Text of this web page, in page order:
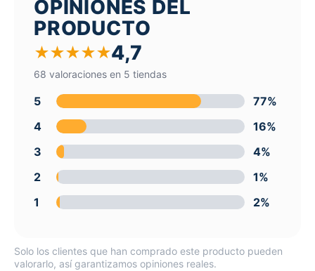
OPINIONES DEL
PRODUCTO
★★★★★4,7
68 valoraciones en 5 tiendas
5
77%
4
16%
3
4%
2
1%
1
2%
Solo los clientes que han comprado este producto pueden
valorarlo, así garantizamos opiniones reales.